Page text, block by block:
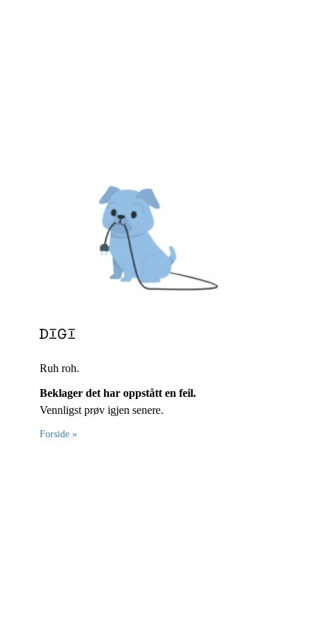
Ruh roh.
Beklager det har oppstått en feil.
Vennligst prøv igjen senere.
Forside »